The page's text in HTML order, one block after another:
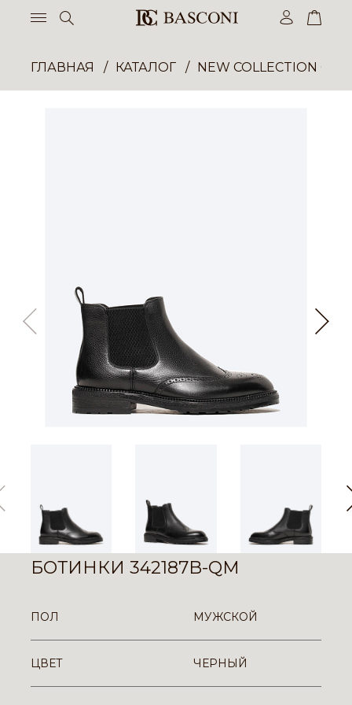
ГЛАВНАЯ КАТАЛОГ NEW COLLECTION
БОТИНКИ 342187B-QM
ПОЛ МУЖСКОЙ
ЦВЕТ ЧЕРНЫЙ